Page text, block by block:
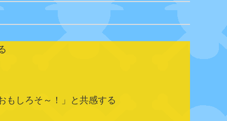
しろそ～！」と共感する